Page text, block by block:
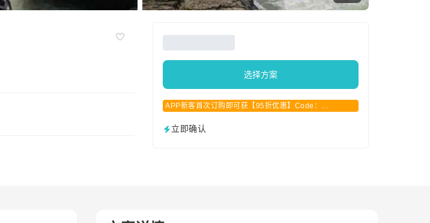
选择方案
APP新客首次订购即可获【95折优惠】Code：
立即确认